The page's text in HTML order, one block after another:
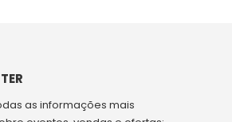
as informações mais